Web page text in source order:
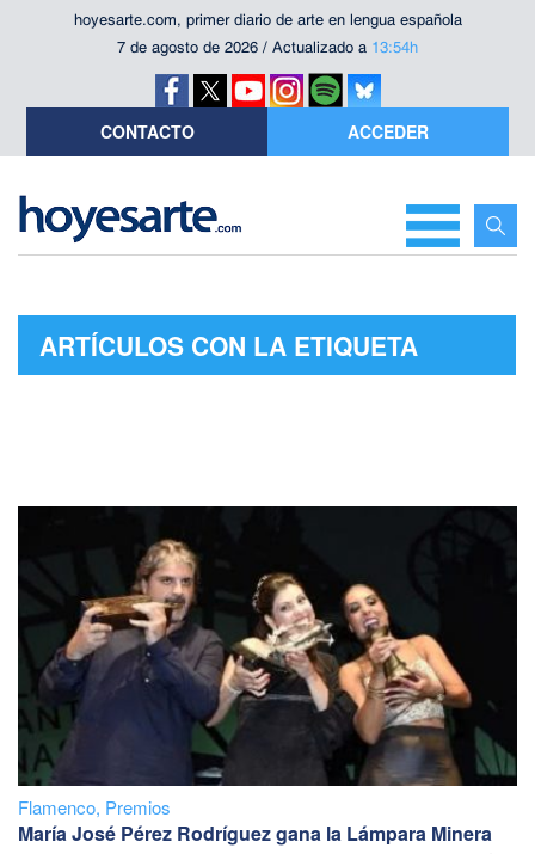
hoyesarte.com, primer diario de arte en lengua española
7 de agosto de 2026 / Actualizado a 13:54h
CONTACTO ACCEDER
ARTÍCULOS CON LA ETIQUETA
Flamenco, Premios
María José Pérez Rodríguez gana la Lámpara Minera